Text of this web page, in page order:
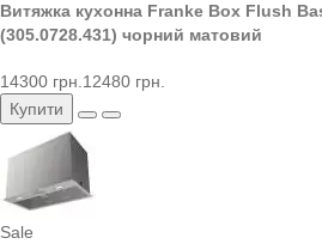
Витяжка кухонна Franke Box Flush
(305.0728.431) чорний матовий
14300 грн. 12480 грн.
Купити
Sale